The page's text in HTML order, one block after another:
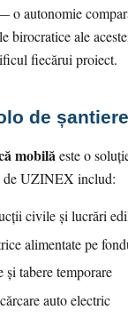
o autonomie
birocratice ale
fiecărui proiect.
de
mobilăeste o
de UZINEX includ:
civile și lucrări
alimentate pe
tabere temporare
auto electric